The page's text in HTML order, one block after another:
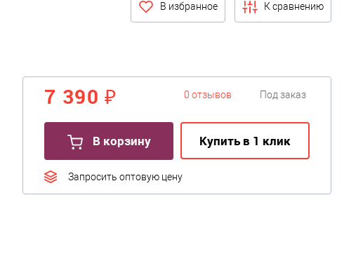
В избранное К сравнению
7 390 ₽ 0 отзывов Под заказ
В корзину Купить в 1 клик
Запросить оптовую цену